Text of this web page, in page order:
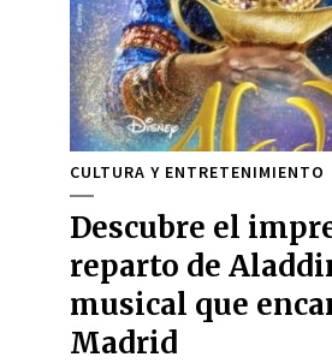
CULTURA Y ENTRETENIMIENTO
Descubre el
reparto de
musical que
Madrid